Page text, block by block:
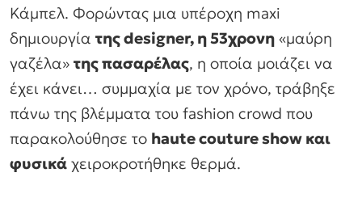
Κάμπελ. Φορώντας μια υπέροχη maxi
δημιουργία της designer, η 53χρονη «μαύρη
γαζέλα» της πασαρέλας, η οποία μοιάζει να
έχει κάνει… συμμαχία με τον χρόνο, τράβηξε
πάνω της βλέμματα του fashion crowd που
παρακολούθησε το haute couture show και
φυσικά χειροκροτήθηκε θερμά.